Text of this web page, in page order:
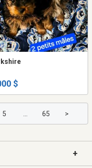
$
5 65 >
+